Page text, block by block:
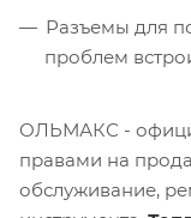
Разъемы для
проблем
ОЛЬМАКС -
правами на
обслуживание,